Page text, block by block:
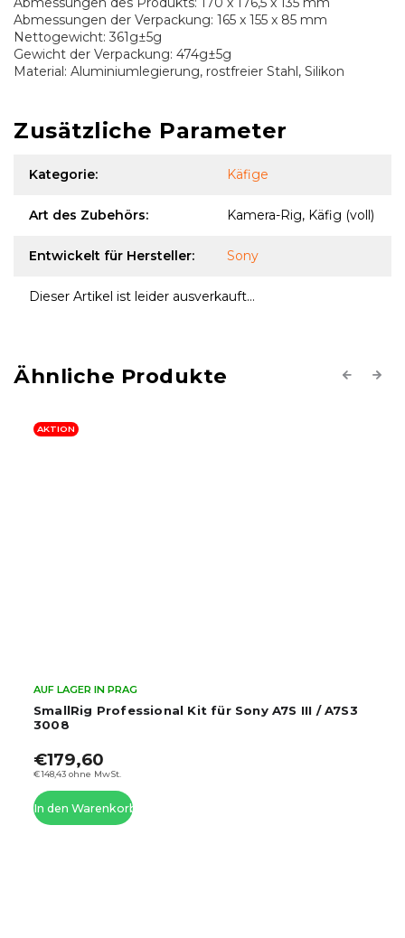
Abmessungen der Verpackung: 165 x 155 x 85 mm
Nettogewicht: 361g±5g
Gewicht der Verpackung: 474g±5g
Material: Aluminiumlegierung, rostfreier Stahl, Silikon
Zusätzliche Parameter
Kategorie: Käfige
Art des Zubehörs: Kamera-Rig, Käfig (voll)
Entwickelt für Hersteller: Sony
Dieser Artikel ist leider ausverkauft…
Previous
AKTION
SmallRig Professional Kit für Sony A7S III / A7S3
3008
AUF LAGER IN PRAG
€148,43 ohne MwSt.
€179,60
In den Warenkorb
Next